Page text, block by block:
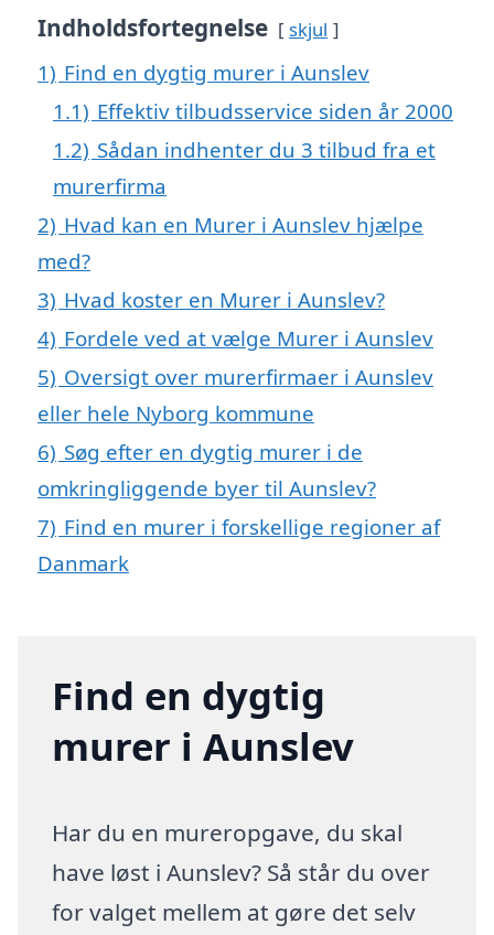
Indholdsfortegnelse skjul
1) Find en dygtig murer i Aunslev
1.1) Effektiv tilbudsservice siden år 2000
1.2) Sådan indhenter du 3 tilbud fra et
murerfirma
2) Hvad kan en Murer i Aunslev hjælpe
med?
3) Hvad koster en Murer i Aunslev?
4) Fordele ved at vælge Murer i Aunslev
5) Oversigt over murerfirmaer i Aunslev
eller hele Nyborg kommune
6) Søg efter en dygtig murer i de
omkringliggende byer til Aunslev?
7) Find en murer i forskellige regioner af
Danmark
Find en dygtig
murer i Aunslev
Har du en mureropgave, du skal
have løst i Aunslev? Så står du over
for valget mellem at gøre det selv